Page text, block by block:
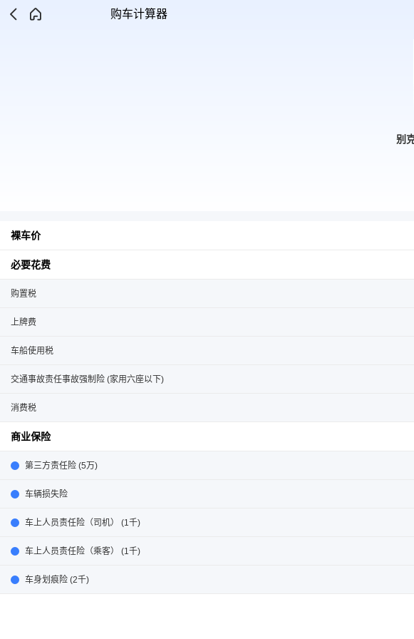
购车计算器
别
裸车价
必要花费
购置税
上牌费
车船使用税
交通事故责任事故强制险 (家用六座以下)
消费税
商业保险
第三方责任险 (5万)
车辆损失险
车上人员责任险（司机） (1千)
车上人员责任险（乘客） (1千)
车身划痕险 (2千)